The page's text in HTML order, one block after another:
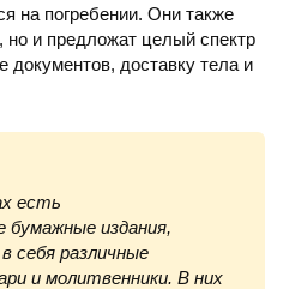
на погребении. Они также
но и предложат целый спектр
документов, доставку тела и
есть
бумажные издания,
себя различные
и молитвенники. В них